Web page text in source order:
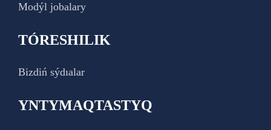
Modýl jobalary
TÓRESHILIK
Bizdiń sýdıalar
YNTYMAQTASTYQ